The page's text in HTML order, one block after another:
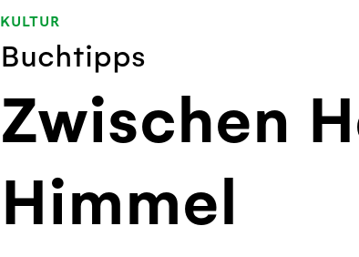
KULTUR
Buchtipps
Zwischen
Himmel